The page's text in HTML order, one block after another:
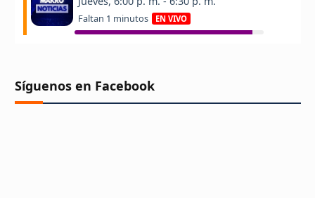
Síguenos en Facebook